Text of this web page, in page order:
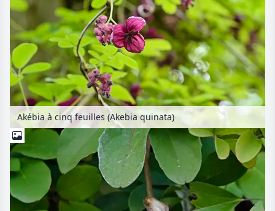
Akébia à cinq feuilles (Akebia quinata)